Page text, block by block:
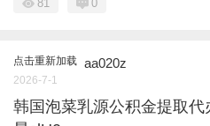
81 0
点击重新加载 aa020z
2026-7-1
韩国泡菜乳源公积金提取